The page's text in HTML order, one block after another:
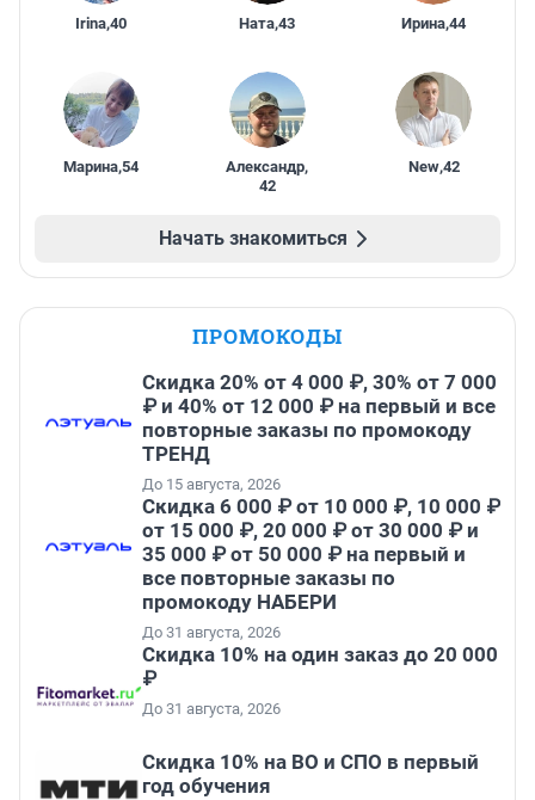
Irina,40 Ната,43 Ирина,44
Марина,54 Александр,
42
New,42
Начать знакомиться
ПРОМОКОДЫ
Скидка 20% от 4 000 ₽, 30% от 7 000
₽ и 40% от 12 000 ₽ на первый и все
повторные заказы по промокоду
ТРЕНД
До 15 августа, 2026
Скидка 6 000 ₽ от 10 000 ₽, 10 000 ₽
от 15 000 ₽, 20 000 ₽ от 30 000 ₽ и
35 000 ₽ от 50 000 ₽ на первый и
все повторные заказы по
промокоду НАБЕРИ
До 31 августа, 2026
Скидка 10% на один заказ до 20 000
₽
До 31 августа, 2026
Скидка 10% на ВО и СПО в первый
год обучения